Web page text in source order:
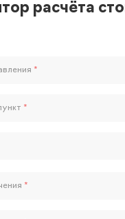
расчёта
*
*
*